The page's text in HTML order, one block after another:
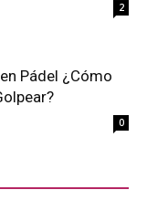
2
Pádel ¿Cómo
0